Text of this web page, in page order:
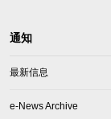
通知
最新信息
e-News Archive